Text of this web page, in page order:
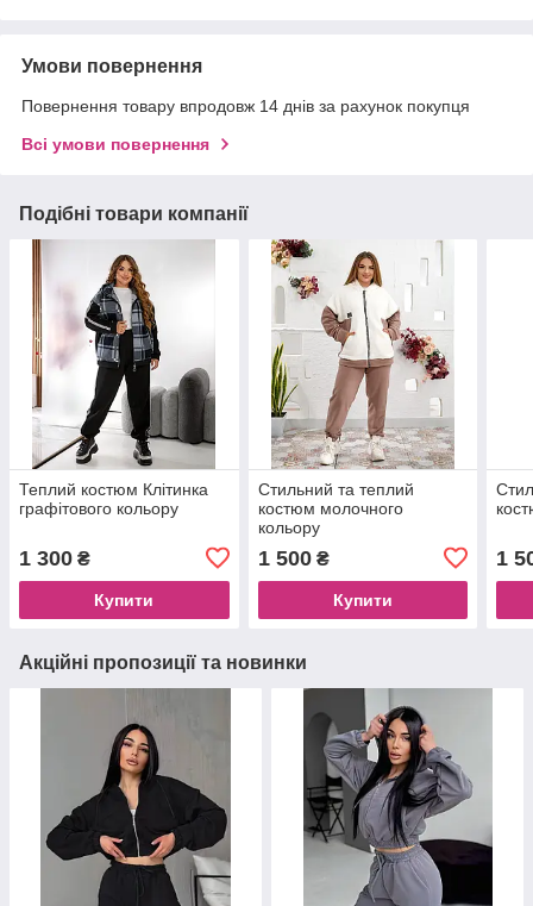
Умови повернення
Повернення товару впродовж 14 днів за рахунок покупця
Всі умови повернення
Подібні товари компанії
Теплий костюм Клітинка
графітового кольору
1 300 ₴
Купити
Стильний та теплий
костюм молочного
кольору
1 500₴
Купити
1
Акційні пропозиції та новинки